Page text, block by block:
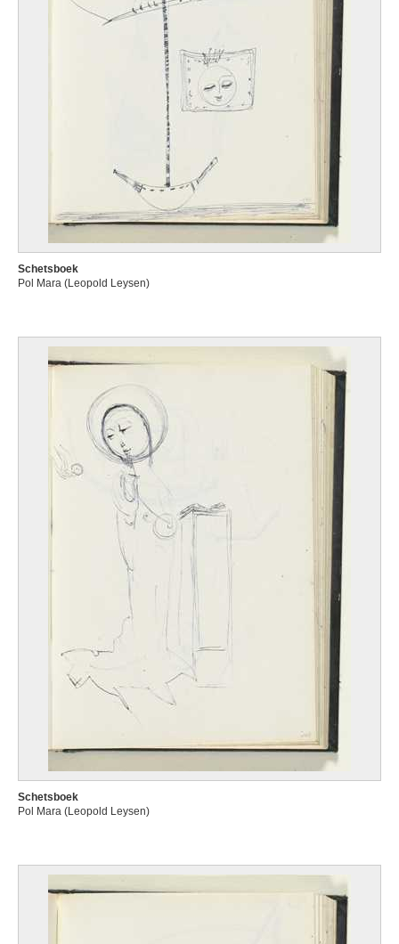
Schetsboek
Pol Mara (Leopold Leysen)
Schetsboek
Pol Mara (Leopold Leysen)